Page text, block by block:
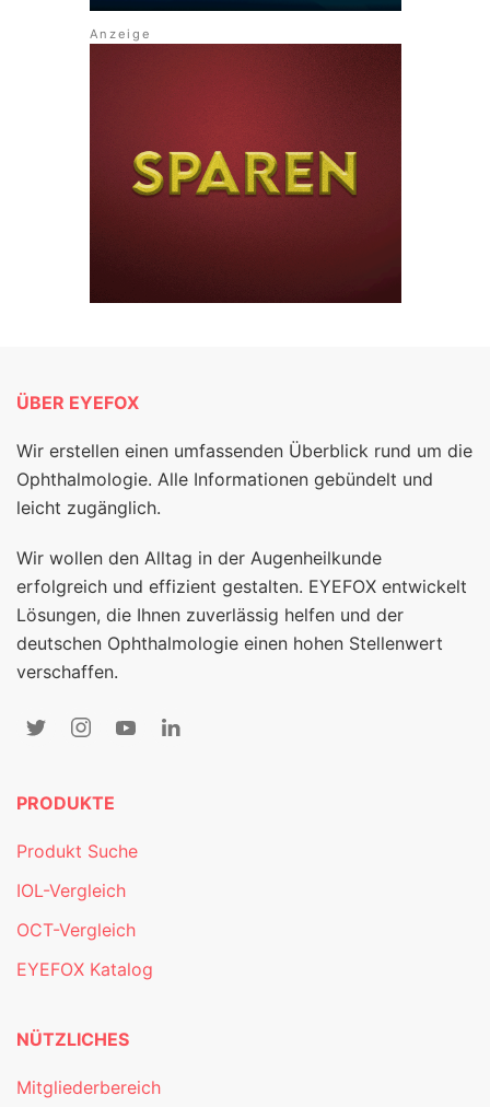
ÜBER EYEFOX
Wir erstellen einen umfassenden Überblick rund um die
Ophthalmologie. Alle Informationen gebündelt und
leicht zugänglich.
Wir wollen den Alltag in der Augenheilkunde
erfolgreich und effizient gestalten. EYEFOX entwickelt
Lösungen, die Ihnen zuverlässig helfen und der
deutschen Ophthalmologie einen hohen Stellenwert
verschaffen.
PRODUKTE
Produkt Suche
IOL-Vergleich
OCT-Vergleich
EYEFOX Katalog
NÜTZLICHES
Mitgliederbereich